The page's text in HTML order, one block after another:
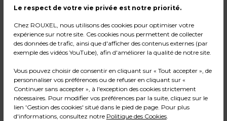
Marque taille T 18 mois vert olive ø 1,3 cm -
Indicateur de taille pour cintre - Paquet de
100
Code :
203055
Couleur : Vert olive
Matière : Plastique
Dimensions : ø 1,3 cm
Poids : 0,07 kg
Le respect de votre vie privée est notre priorité.
Chez ROUXEL, nous utilisons des cookies pour optimiser votre
expérience sur notre site. Ces cookies nous permettent de collecter
des données de trafic, ainsi que d'afficher des contenus externes (par
exemple des vidéos YouTube), afin d'améliorer la qualité de notre site.
Vous pouvez choisir de consentir en cliquant sur « Tout accepter », de
personnaliser vos préférences ou de refuser en cliquant sur «
Continuer sans accepter », à l'exception des cookies strictement
nécessaires. Pour modifier vos préférences par la suite, cliquez sur le
lien 'Gestion des cookies' situé dans le pied de page. Pour plus
d'informations, consultez notre Politique des Cookies.